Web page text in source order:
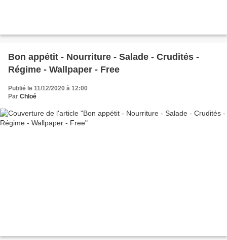
Bon appétit - Nourriture - Salade - Crudités -
Régime - Wallpaper - Free
Publié le 11/12/2020 à 12:00
Par Chloé